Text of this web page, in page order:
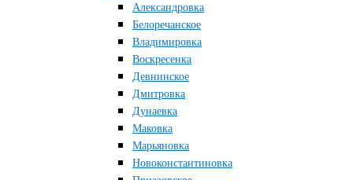
Александровка
Белоречанское
Владимировка
Воскресенка
Девнинское
Дмитровка
Дунаевка
Маковка
Марьяновка
Новоконстантиновка